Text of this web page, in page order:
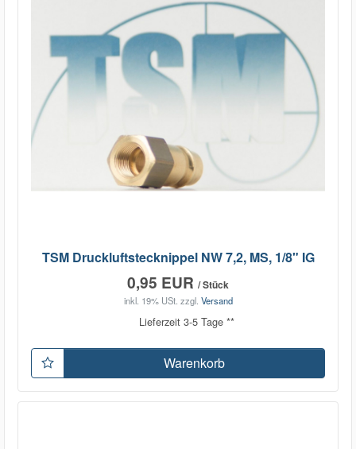
TSM Druckluftstecknippel NW 7,2, MS, 1/8" IG
0,95 EUR / Stück
inkl. 19% USt. zzgl. Versand
Lieferzeit 3-5 Tage **
Warenkorb